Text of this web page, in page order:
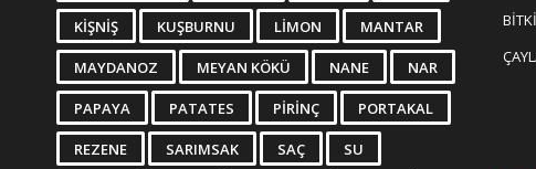
KIŞNIŞ KUŞBURNU LIMON MANTAR
MAYDANOZ MEYAN KÖKÜ NANE NAR
PAPAYA PATATES PIRINÇ PORTAKAL
REZENE SARIMSAK SAÇ SU